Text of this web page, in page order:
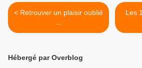
< Retrouver un plaisir oublié
Les
Hébergé par Overblog